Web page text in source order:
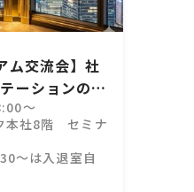
ム交流会】社
ーションのコ
～
本社8階 セミナ
～は入退室自